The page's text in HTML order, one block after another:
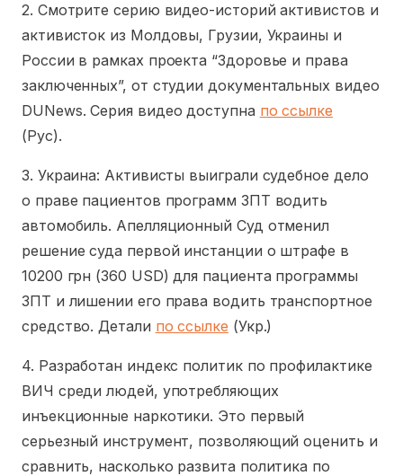
2. Смотрите серию видео-историй активистов и
активисток из Молдовы, Грузии, Украины и
России в рамках проекта “Здоровье и права
заключенных”, от студии документальных видео
DUNews. Серия видео доступна по ссылке
(Рус).
3. Украина: Активисты выиграли судебное дело
о праве пациентов программ ЗПТ водить
автомобиль. Апелляционный Суд отменил
решение суда первой инстанции о штрафе в
10200 грн (360 USD) для пациента программы
ЗПТ и лишении его права водить транспортное
средство. Детали по ссылке (Укр.)
4. Разработан индекс политик по профилактике
ВИЧ среди людей, употребляющих
инъекционные наркотики. Это первый
серьезный инструмент, позволяющий оценить и
сравнить, насколько развита политика по